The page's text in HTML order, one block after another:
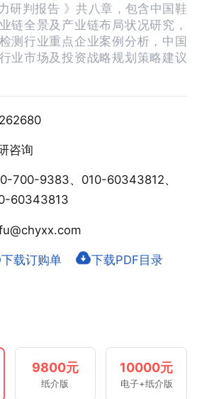
研判报告 》共八章，包含中国鞋
链全景及产业链布局状况研究，
测行业重点企业案例分析，中国
业市场及投资战略规划策略建议
咨询
700-9383、010-60343812、
60343813
下载订购单 下载PDF目录
9800元
纸介版
10000元
电子+纸介版